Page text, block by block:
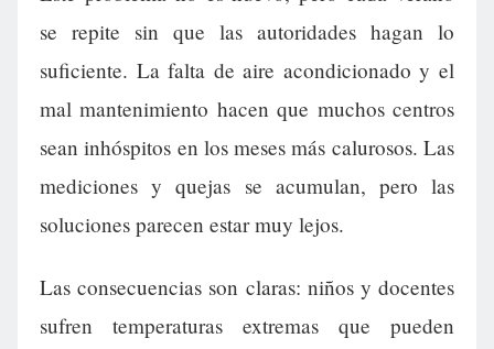
se repite sin que las autoridades hagan lo
suficiente. La falta de aire acondicionado y el
mal mantenimiento hacen que muchos centros
sean inhóspitos en los meses más calurosos. Las
mediciones y quejas se acumulan, pero las
soluciones parecen estar muy lejos.
Las consecuencias son claras: niños y docentes
sufren temperaturas extremas que pueden